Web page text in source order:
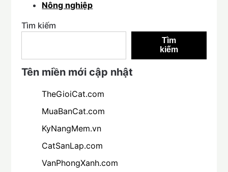
Nông nghiệp
Tìm kiếm
Tìm
kiếm
Tên miền mới cập nhật
TheGioiCat.com
MuaBanCat.com
KyNangMem.vn
CatSanLap.com
VanPhongXanh.com